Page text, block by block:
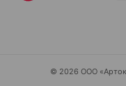
© 2026 ООО